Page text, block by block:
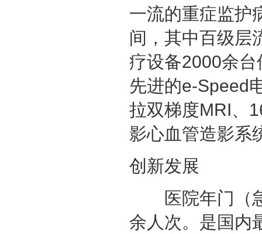
一流的重症监护
间，其中百级层
疗设备2000余
先进的e-Speed
拉双梯度MRI、
影心血管造影系
创新发展
医院年门（急
余人次。是国内